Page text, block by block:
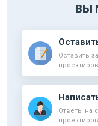
ВЫ
Оставить
Ответы на